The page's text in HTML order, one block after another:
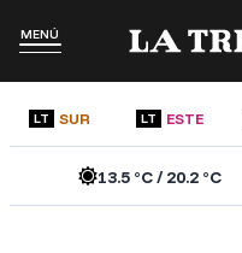
MENÚ
LT SUR LT ESTE
13.5°C /20.2°C